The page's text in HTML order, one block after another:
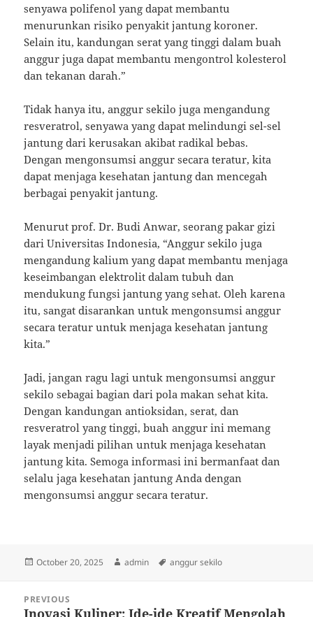
senyawa polifenol yang dapat membantu
menurunkan risiko penyakit jantung koroner.
Selain itu, kandungan serat yang tinggi dalam buah
anggur juga dapat membantu mengontrol kolesterol
dan tekanan darah.”
Tidak hanya itu, anggur sekilo juga mengandung
resveratrol, senyawa yang dapat melindungi sel-sel
jantung dari kerusakan akibat radikal bebas.
Dengan mengonsumsi anggur secara teratur, kita
dapat menjaga kesehatan jantung dan mencegah
berbagai penyakit jantung.
Menurut prof. Dr. Budi Anwar, seorang pakar gizi
dari Universitas Indonesia, “Anggur sekilo juga
mengandung kalium yang dapat membantu menjaga
keseimbangan elektrolit dalam tubuh dan
mendukung fungsi jantung yang sehat. Oleh karena
itu, sangat disarankan untuk mengonsumsi anggur
secara teratur untuk menjaga kesehatan jantung
kita.”
Jadi, jangan ragu lagi untuk mengonsumsi anggur
sekilo sebagai bagian dari pola makan sehat kita.
Dengan kandungan antioksidan, serat, dan
resveratrol yang tinggi, buah anggur ini memang
layak menjadi pilihan untuk menjaga kesehatan
jantung kita. Semoga informasi ini bermanfaat dan
selalu jaga kesehatan jantung Anda dengan
mengonsumsi anggur secara teratur.
Posted
October 20, 2025 Author
admin Tags
anggur sekilo
navigation
PREVIOUS
Previous